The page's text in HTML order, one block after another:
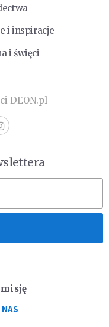
i inspiracje
i święci
DEON.pl